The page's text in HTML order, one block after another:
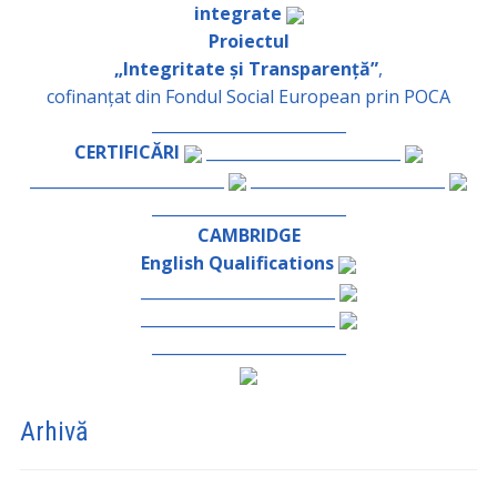
integrate
Proiectul
„Integritate și Transparență”,
cofinanțat din Fondul Social European prin POCA
CERTIFICĂRI
CAMBRIDGE
English Qualifications
Arhivă